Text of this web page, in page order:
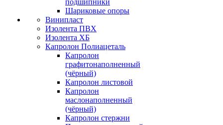
подшипники
Шариковые опоры
Винипласт
Изолента ПВХ
Изолента ХБ
Капролон Полиацеталь
Капролон
графитонаполненный
(чёрный)
Капролон листовой
Капролон
маслонаполненный
(чёрный)
Капролон стержни